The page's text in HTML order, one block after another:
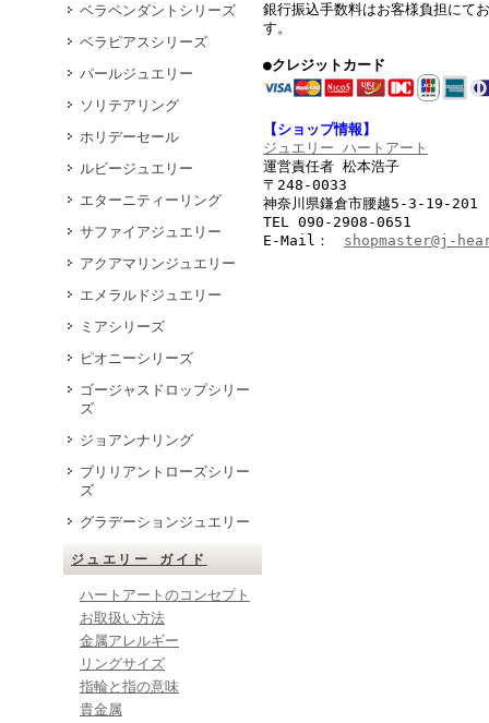
ベラペンダントシリーズ
ベラピアスシリーズ
パールジュエリー
ソリテアリング
ホリデーセール
ルビージュエリー
エターニティーリング
サファイアジュエリー
アクアマリンジュエリー
エメラルドジュエリー
ミアシリーズ
ピオニーシリーズ
ゴージャスドロップシリー
ズ
ジョアンナリング
ブリリアントローズシリー
ズ
グラデーションジュエリー
ジュエリー ガイド
ハートアートのコンセプト
お取扱い方法
金属アレルギー
リングサイズ
指輪と指の意味
貴金属
銀行振込手数料はお客様負担にて
す。
●クレジットカード
【ショップ情報】
ジュエリー ハートアート
運営責任者 松本浩子
〒248-0033
神奈川県鎌倉市腰越5-3-19-201
TEL 090-2908-0651
E-Mail： shopmaster@j-